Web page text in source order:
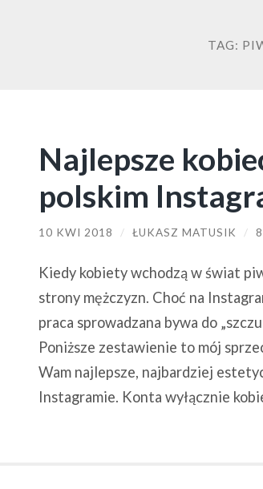
TAG:
Najlepsze
polskim
10 KWI 2018 / ŁUKASZ MATUSIK /
Kiedy kobiety wchodzą w świat
strony mężczyzn. Choć na
praca sprowadzana bywa do
Poniższe zestawienie to mój
Wam najlepsze, najbardziej
Instagramie. Konta wyłącznie